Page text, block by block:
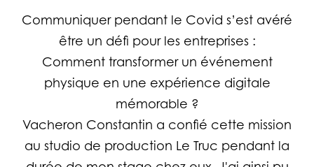
Communiquer pendant le Covid s’est avéré
être un défi pour les entreprises :
Comment transformer un événement
physique en une expérience digitale
mémorable ?
Vacheron Constantin a confié cette mission
au studio de production Le Truc pendant la